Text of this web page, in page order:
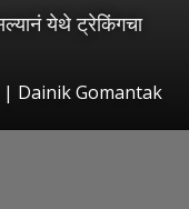
येथे ट्रेकिंगचा
Dainik Gomantak